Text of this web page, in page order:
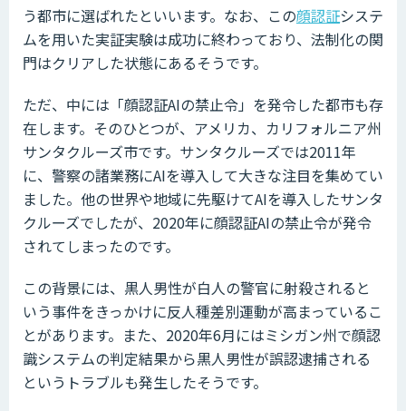
う都市に選ばれたといいます。なお、この顔認証システ
ムを用いた実証実験は成功に終わっており、法制化の関
門はクリアした状態にあるそうです。
ただ、中には「顔認証AIの禁止令」を発令した都市も存
在します。そのひとつが、アメリカ、カリフォルニア州
サンタクルーズ市です。サンタクルーズでは2011年
に、警察の諸業務にAIを導入して大きな注目を集めてい
ました。他の世界や地域に先駆けてAIを導入したサンタ
クルーズでしたが、2020年に顔認証AIの禁止令が発令
されてしまったのです。
この背景には、黒人男性が白人の警官に射殺されると
いう事件をきっかけに反人種差別運動が高まっているこ
とがあります。また、2020年6月にはミシガン州で顔認
識システムの判定結果から黒人男性が誤認逮捕される
というトラブルも発生したそうです。